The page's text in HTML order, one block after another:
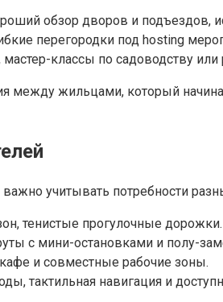
обзор дворов и подъездов,
перегородки под hosting
классы по садоводству
между жильцами, который
учитывать потребности
тенистые прогулочные дорожки.
с мини-остановками и полу-
и совместные рабочие зоны.
навигация и